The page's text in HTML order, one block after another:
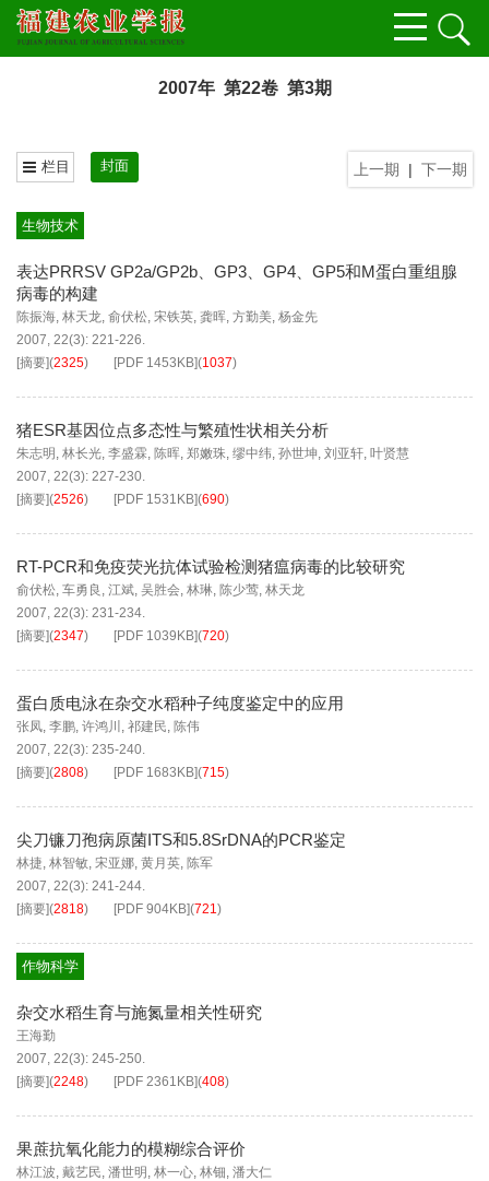
2007年 第22卷 第3期
上一期 | 下一期
栏目 封面
生物技术
表达PRRSV GP2a/GP2b、GP3、GP4、GP5和M蛋白重组腺
病毒的构建
陈振海, 林天龙, 俞伏松, 宋铁英, 龚晖, 方勤美, 杨金先
2007, 22(3): 221-226.
[摘要](2325) [PDF 1453KB](1037)
猪ESR基因位点多态性与繁殖性状相关分析
朱志明 , 林长光, 李盛霖, 陈晖, 郑嫩珠, 缪中纬, 孙世坤, 刘亚轩, 叶贤慧
2007, 22(3): 227-230.
[摘要](2526) [PDF 1531KB](690)
RT-PCR和免疫荧光抗体试验检测猪瘟病毒的比较研究
俞伏松, 车勇良 , 江斌, 吴胜会, 林琳, 陈少莺, 林天龙
2007, 22(3): 231-234.
[摘要](2347) [PDF 1039KB](720)
蛋白质电泳在杂交水稻种子纯度鉴定中的应用
张凤, 李鹏, 许鸿川 , 祁建民, 陈伟
2007, 22(3): 235-240.
[摘要](2808) [PDF 1683KB](715)
尖刀镰刀孢病原菌ITS和5.8SrDNA的PCR鉴定
林捷, 林智敏, 宋亚娜, 黄月英, 陈军
2007, 22(3): 241-244.
[摘要](2818) [PDF 904KB](721)
作物科学
杂交水稻生育与施氮量相关性研究
王海勤
2007, 22(3): 245-250.
[摘要](2248) [PDF 2361KB](408)
果蔗抗氧化能力的模糊综合评价
林江波, 戴艺民, 潘世明 , 林一心, 林钿, 潘大仁